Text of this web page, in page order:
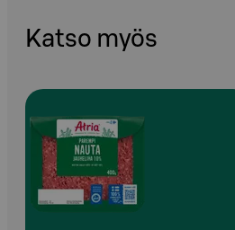
Katso myös